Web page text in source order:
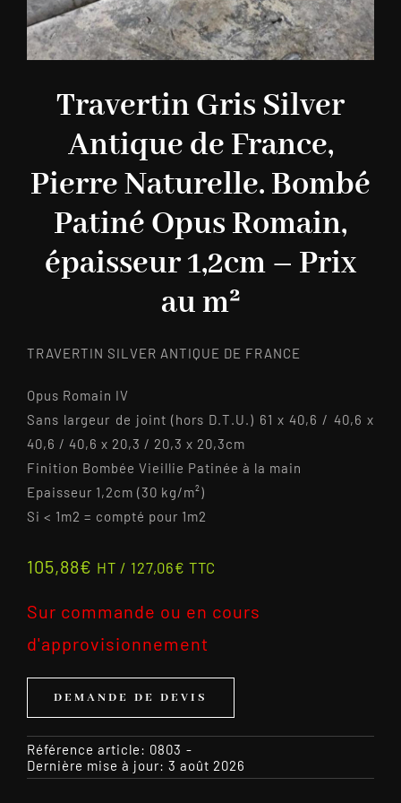
Travertin Gris Silver
Antique de France,
Pierre Naturelle. Bombé
Patiné Opus Romain,
épaisseur 1,2cm – Prix
au m²
TRAVERTIN SILVER ANTIQUE DE FRANCE
Opus Romain IV
Sans largeur de joint (hors D.T.U.) 61 x 40,6 / 40,6 x
40,6 / 40,6 x 20,3 / 20,3 x 20,3cm
Finition Bombée Vieillie Patinée à la main
Epaisseur 1,2cm (30 kg/m²)
Si < 1m2 = compté pour 1m2
105,88€ HT / 127,06€ TTC
Sur commande ou en cours
d'approvisionnement
DEMANDE DE DEVIS
Référence article: 0803 -
Dernière mise à jour: 3 août 2026